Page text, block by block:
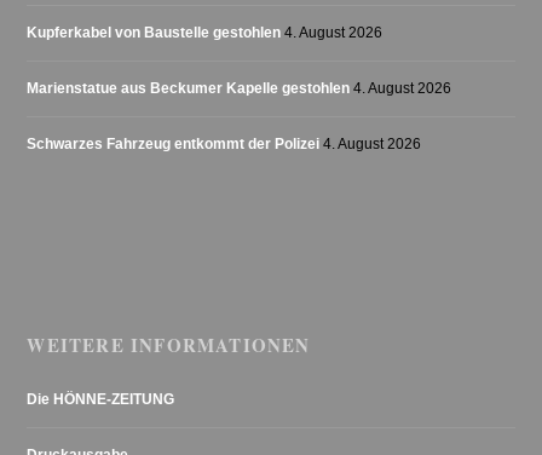
Kupferkabel von Baustelle gestohlen 4. August 2026
Marienstatue aus Beckumer Kapelle gestohlen 4. August 2026
Schwarzes Fahrzeug entkommt der Polizei 4. August 2026
WEITERE INFORMATIONEN
Die HÖNNE-ZEITUNG